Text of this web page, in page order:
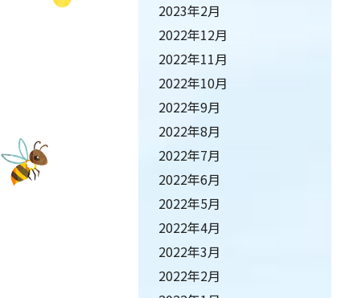
2023年2月
2022年12月
2022年11月
2022年10月
2022年9月
2022年8月
2022年7月
2022年6月
2022年5月
2022年4月
2022年3月
2022年2月